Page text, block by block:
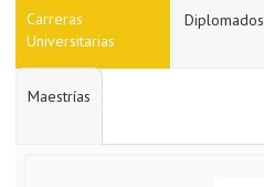
Carreras
Universitarias
Diplomados
Maestrías